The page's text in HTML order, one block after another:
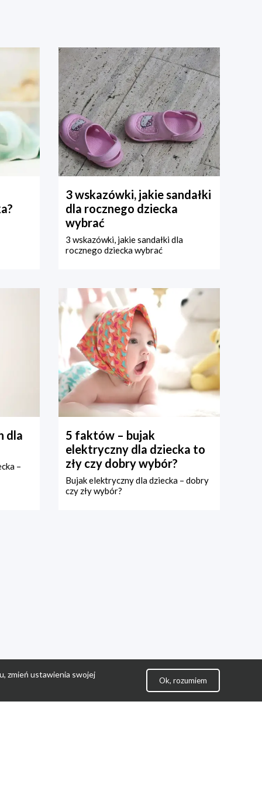
3 wskazówki, jakie sandałki
dla rocznego dziecka
wybrać
3 wskazówki, jakie sandałki dla
rocznego dziecka wybrać
dla
–
5 faktów – bujak
elektryczny dla dziecka to
zły czy dobry wybór?
Bujak elektryczny dla dziecka – dobry
czy zły wybór?
zmień ustawienia swojej
Ok, rozumiem